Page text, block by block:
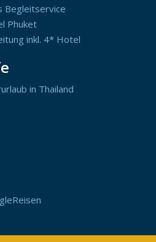
Begleitservice
Phuket
inkl. 4* Hotel
in Thailand